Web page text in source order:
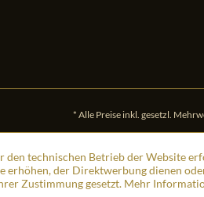
* Alle Preise inkl. gesetzl.
den technischen Betrieb der Website
erhöhen, der Direktwerbung dienen
Zustimmung gesetzt. Mehr